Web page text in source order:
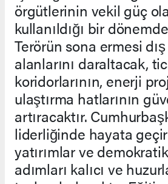
örgütlerinin vekil güç
kullanıldığı bir
Terörün sona ermesi
alanlarını daraltacak,
koridorlarının, enerji
ulaştırma hatlarının
artıracaktır.
liderliğinde hayata
yatırımlar ve
adımları kalıcı ve